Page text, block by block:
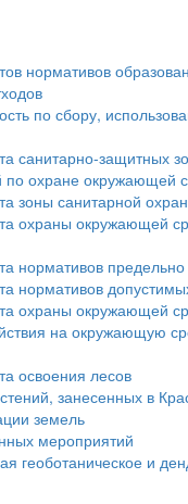
нормативов
по сбору,
санитарно-защитных
по охране
зоны санитарной
охраны окружающей
нормативов
нормативов
охраны окружающей
на окружающую
освоения лесов
занесенных в
земель
мероприятий
геоботаническое и